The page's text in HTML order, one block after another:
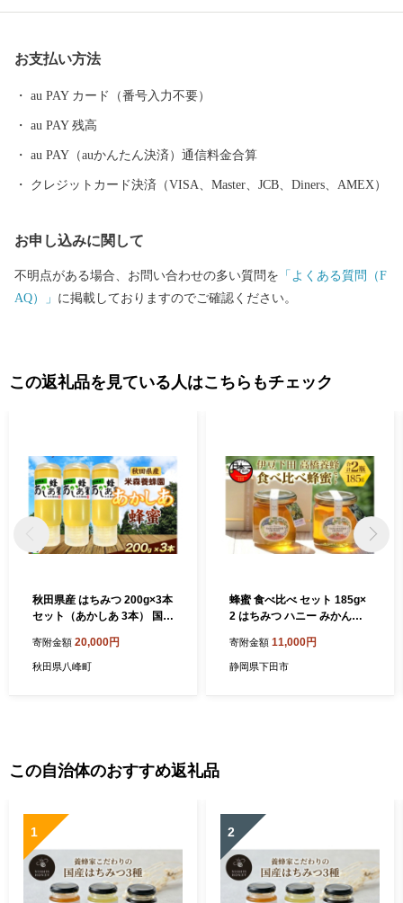
際に戦勝祈願をしたといわれ、近年は縁結びで女性を中心に人気
などがあります。 anpachiの文字は”A”で始まり、”i”で終わりま
す。そんな愛AIに包まれた安八町へおでかけの際は、ぜひへおこ
お支払い方法
au PAY カード（番号入力不要）
au PAY 残高
au PAY（auかんたん決済）通信料金合算
クレジットカード決済（VISA、Master、JCB、Diners、AMEX）
お申し込みに関して
不明点がある場合、お問い合わせの多い質問を 「よくある質問（F
AQ）」 に掲載しておりますのでご確認ください。
この返礼品を見ている人はこちらもチェック
秋田県産 はちみつ 200g×3本
セット（あかしあ 3本） 国産
容器 [はちみつ 蜂蜜 ハチミツ
アカシア 国産 セット ヨーグ
寄附金額 20,000円
秋田県八峰町
蜂蜜 食べ比べ セット 185g×
2 はちみつ ハニー みかんの
採蜜 おやつ パン ヨーグルト
トッピング お菓子づくり ギ
寄附金額 11,000円
静岡県下田市
この自治体のおすすめ返礼品
1 2